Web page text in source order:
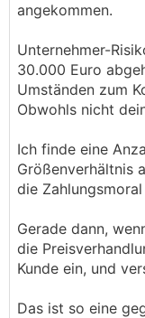
angekommen.
Unternehmer-
30.000 Euro
Umständen zum
Obwohls nicht
Ich finde eine
Größenverhältnis
die
Gerade dann,
die
Kunde ein, und
Das ist so eine